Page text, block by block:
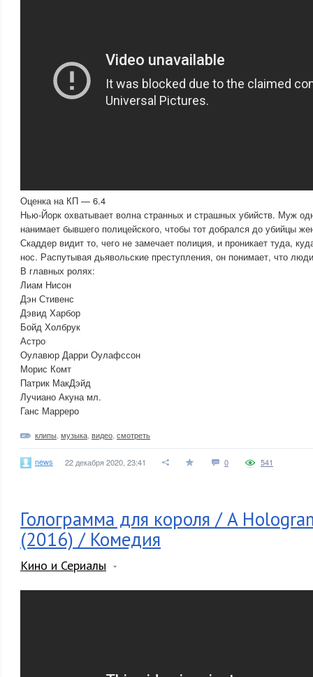
Оценка на КП — 6.4
Нью-Йорк охватывает волна странных и страшных убийств. Муж
нанимает бывшего полицейского, чтобы тот добрался до убийцы
Скаддер видит то, чего не замечает полиция, и проникает туда,
нос. Распутывая дьявольские преступления, он понимает, что
В главных ролях:
Лиам Нисон
Дэн Стивенс
Дэвид Харбор
Бойд Холбрук
Астро
Оулавюр Дарри Оулафссон
Морис Комт
Патрик МакДэйд
Лучиано Акуна мл.
Ганс Марреро
клипы музыка видео смотреть
news 22 декабря 2020, 23:41 0 541
Голограмма для короля / A
(2016) / Комедия
Кино и Сериалы